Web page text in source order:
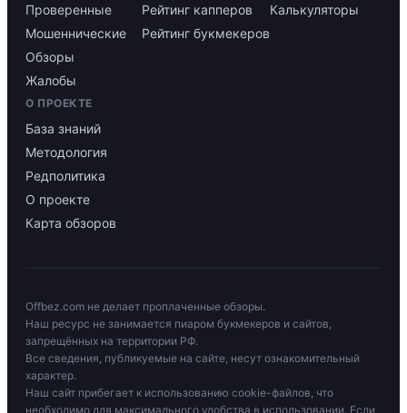
Проверенные
Мошеннические
Обзоры
Жалобы
Рейтинг капперов
Рейтинг букмекеров
Калькуляторы
О ПРОЕКТЕ
База знаний
Методология
Редполитика
О проекте
Карта обзоров
Offbez.com не делает проплаченные обзоры.
Наш ресурс не занимается пиаром букмекеров и сайтов,
запрещённых на территории РФ.
Все сведения, публикуемые на сайте, несут ознакомительный
характер.
Наш сайт прибегает к использованию cookie-файлов, что
необходимо для максимального удобства в использовании. Если